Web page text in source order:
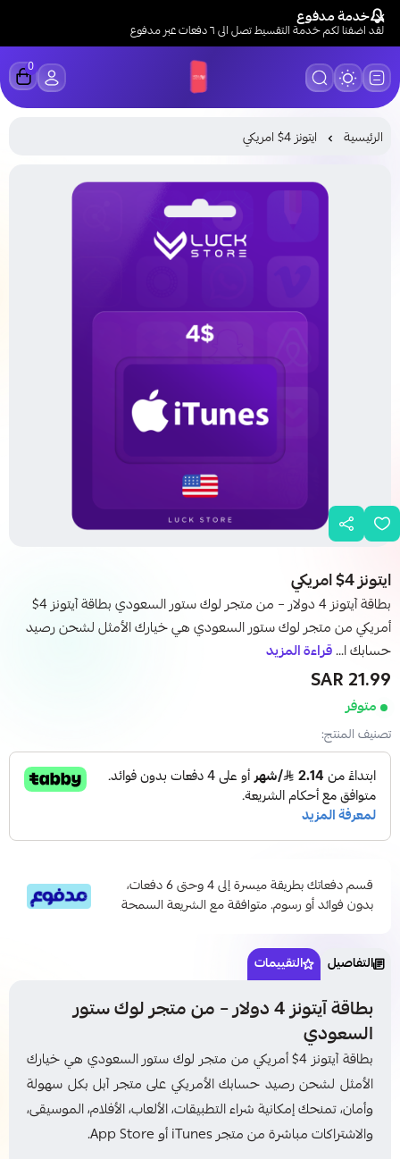
خدمة مدفوع
لقد اضفنا لكم خدمة التقسيط تصل الى ٦ دفعات عبر مدفوع
LUCK STORE
0
الرئيسية ايتونز 4$ امريكي
ايتونز 4$ امريكي
بطاقة آيتونز 4 دولار – من متجر لوك ستور السعودي بطاقة آيتونز 4$
أمريكي من متجر لوك ستور السعودي هي خيارك الأمثل لشحن رصيد
حسابك ا...قراءة المزيد
21.99 SAR
متوفر
تصنيف المنتج:
قسم دفعاتك بطريقة ميسرة إلى 4 وحتى 6 دفعات،
بدون فوائد أو رسوم. متوافقة مع الشريعة السمحة
التفاصيل التقييمات
بطاقة آيتونز 4 دولار – من متجر لوك ستور
السعودي
بطاقة آيتونز 4$ أمريكي من متجر لوك ستور السعودي هي خيارك
الأمثل لشحن رصيد حسابك الأمريكي على متجر آبل بكل سهولة
وأمان، تمنحك إمكانية شراء التطبيقات، الألعاب، الأفلام، الموسيقى،
والاشتراكات مباشرة من متجر iTunes أو App Store.